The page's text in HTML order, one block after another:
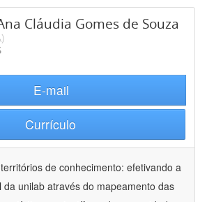
Cláudia Gomes de Souza
E-mail
Currículo
territórios de conhecimento: efetivando a
da unilab através do mapeamento das